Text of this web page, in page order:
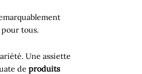
tous.
Une assiette
de produits